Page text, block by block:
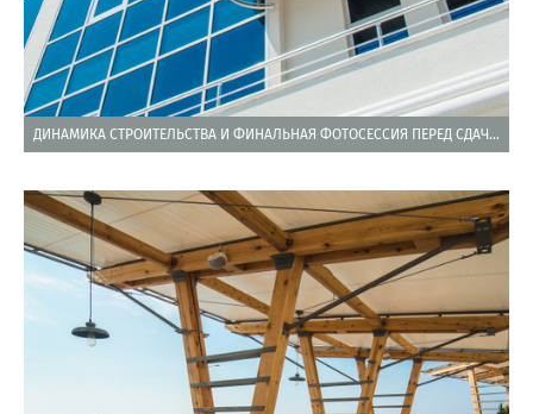
ДИНАМИКА СТРОИТЕЛЬСТВА И ФИНАЛЬНАЯ ФОТОСЕССИЯ ПЕРЕД СДАЧЕЙ В ЭКСПЛУАТАЦИЮ ДОМА …